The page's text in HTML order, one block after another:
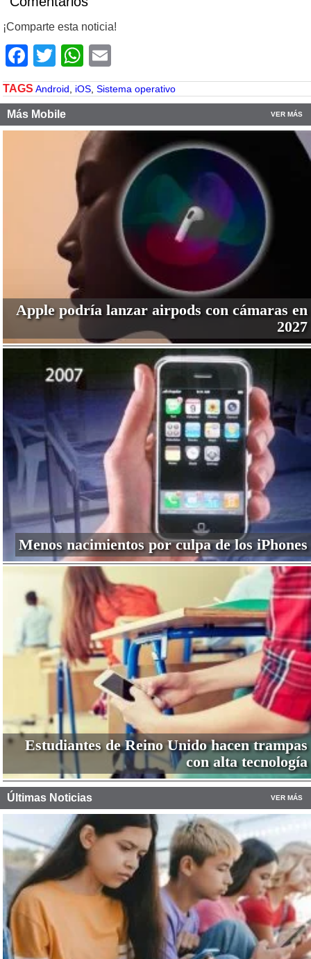
¡Comparte esta noticia!
Facebook
TwitterWhatsApp
TAGS Android iOS Sistema operativo
Más Mobile VER MÁS
Apple podría lanzar airpods con cámaras en
2027
Menos nacimientos por culpa de los iPhones
Estudiantes de Reino Unido hacen trampas
con alta tecnología
Últimas Noticias VER MÁS